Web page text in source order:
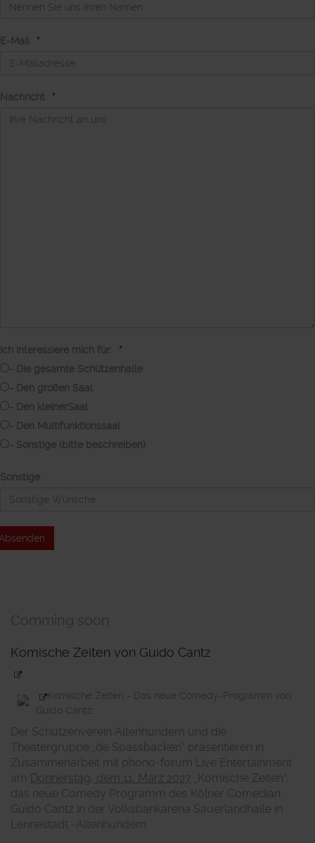
E-Mail
Nachricht
Ich interessiere mich für:
- Die gesamte Schützenhalle
- Den großen Saal
- Den kleinerSaal
- Den Multifunktionssaal
- Sonstige (bitte beschreiben)
Sonstige
Comming soon
Komische Zeiten von Guido Cantz
Komische Zeiten - Das neue Comedy-Programm von
Guido Cantz
Der Schützenverein Altenhundem und die
Theatergruppe „de Spassbacken“ präsentieren in
Zusammenarbeit mit phono-forum Live Entertainment
am Donnerstag, dem 11. März 2027 „Komische Zeiten“,
das neue Comedy Programm des Kölner Comedian
Guido Cantz in der Volksbankarena Sauerlandhalle in
Lennestadt -Altenhundem.